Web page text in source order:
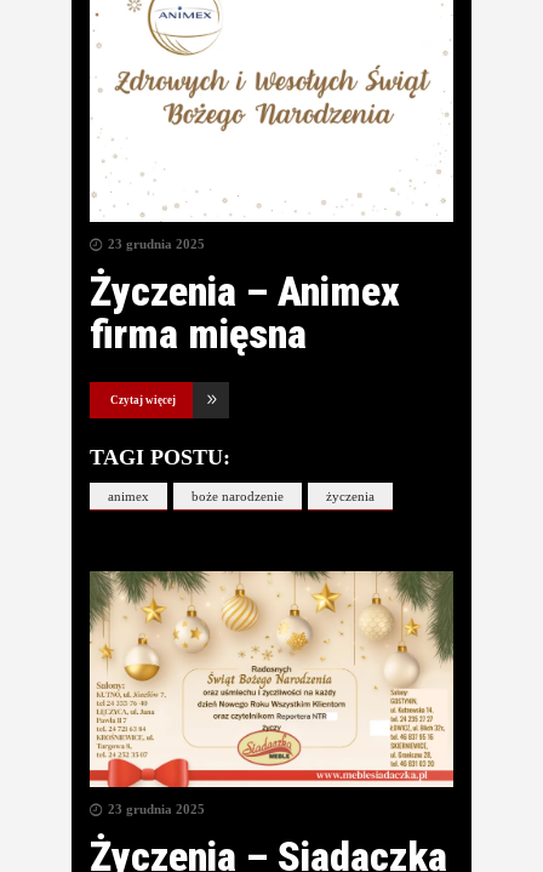
23 grudnia 2025
Życzenia – Animex
firma mięsna
Czytaj więcej
TAGI POSTU:
animex boże narodzenie życzenia
23 grudnia 2025
Życzenia – Siadaczka